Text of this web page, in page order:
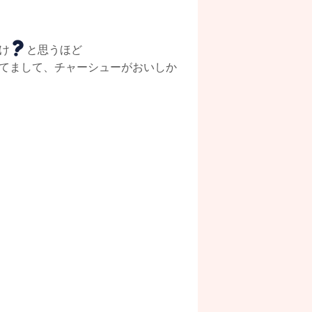
と思うほど
まして、チャーシューがおいしか